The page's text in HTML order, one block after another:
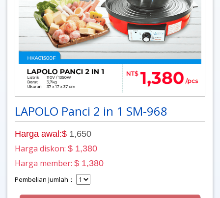
LAPOLO Panci 2 in 1 SM-968
Harga awal:$ 1,650
Harga diskon: $ 1,380
Harga member: $ 1,380
Pembelian Jumlah：